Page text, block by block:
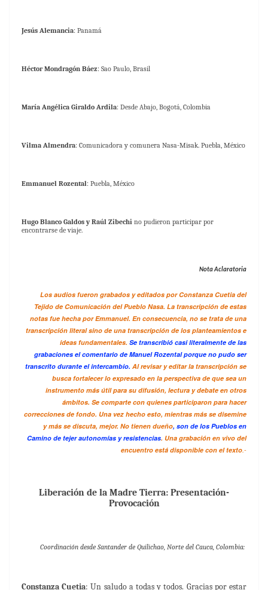
Jesús Alemancia: Panamá
Héctor Mondragón Báez: Sao Paulo, Brasil
María Angélica Giraldo Ardila: Desde Abajo, Bogotá, Colombia
Vilma Almendra: Comunicadora y comunera Nasa-Misak. Puebla, México
Emmanuel Rozental: Puebla, México
Hugo Blanco Galdos y Raúl Zibechi no pudieron participar por
encontrarse de viaje.
Nota Aclaratoria
Los audios fueron grabados y editados por Constanza Cuetia del
Tejido de Comunicación del Pueblo Nasa. La transcripción de estas
notas fue hecha por Emmanuel. En consecuencia, no se trata de una
transcripción literal sino de una transcripción de los planteamientos e
ideas fundamentales. Se transcribió casi literalmente de las
grabaciones el comentario de Manuel Rozental porque no pudo ser
transcrito durante el intercambio. Al revisar y editar la transcripción se
busca fortalecer lo expresado en la perspectiva de que sea un
instrumento más útil para su difusión, lectura y debate en otros
ámbitos. Se comparte con quienes participaron para hacer
correcciones de fondo. Una vez hecho esto, mientras más se disemine
y más se discuta, mejor. No tienen dueño, son de los Pueblos en
Camino de tejer autonomías y resistencias. Una grabación en vivo del
encuentro está disponible con el texto.-
Liberación de la Madre Tierra: Presentación-
Provocación
Coordinación desde Santander de Quilichao, Norte del Cauca, Colombia:
Constanza Cuetia: Un saludo a todas y todos. Gracias por estar